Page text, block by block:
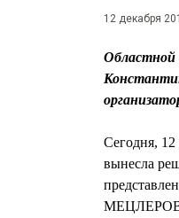
12 декабря
Областной
Сегодня, 12
вынесла
МЕЦЛЕРОВ.